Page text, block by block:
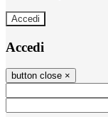
Accedi
Accedi
button close ×